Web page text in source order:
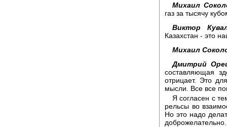
Михаил
газ за тысячу
Виктор
Казахстан - это
Михаил
Дмитрий
составляющая
отрицает. Это
мысли. Все все
Я согласен с
рельсы во
Но это надо
доброжелательно.